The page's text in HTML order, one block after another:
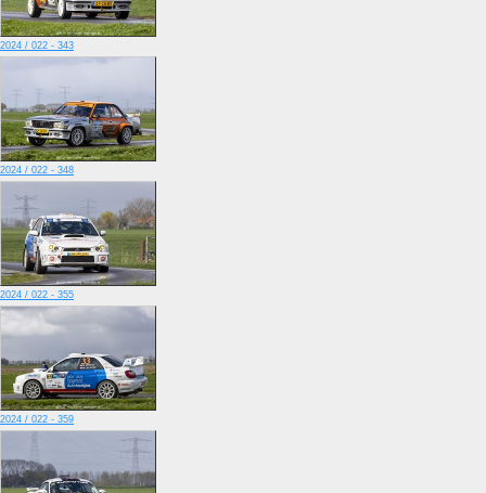
2024 / 022 - 343
2024 / 022 - 348
2024 / 022 - 355
2024 / 022 - 359